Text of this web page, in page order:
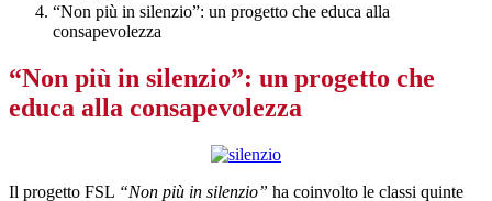
“Non più in silenzio”: un progetto che educa alla
consapevolezza
“Non più in silenzio”: un progetto che
educa alla consapevolezza
Il progetto FSL “Non più in silenzio” ha coinvolto le classi quinte